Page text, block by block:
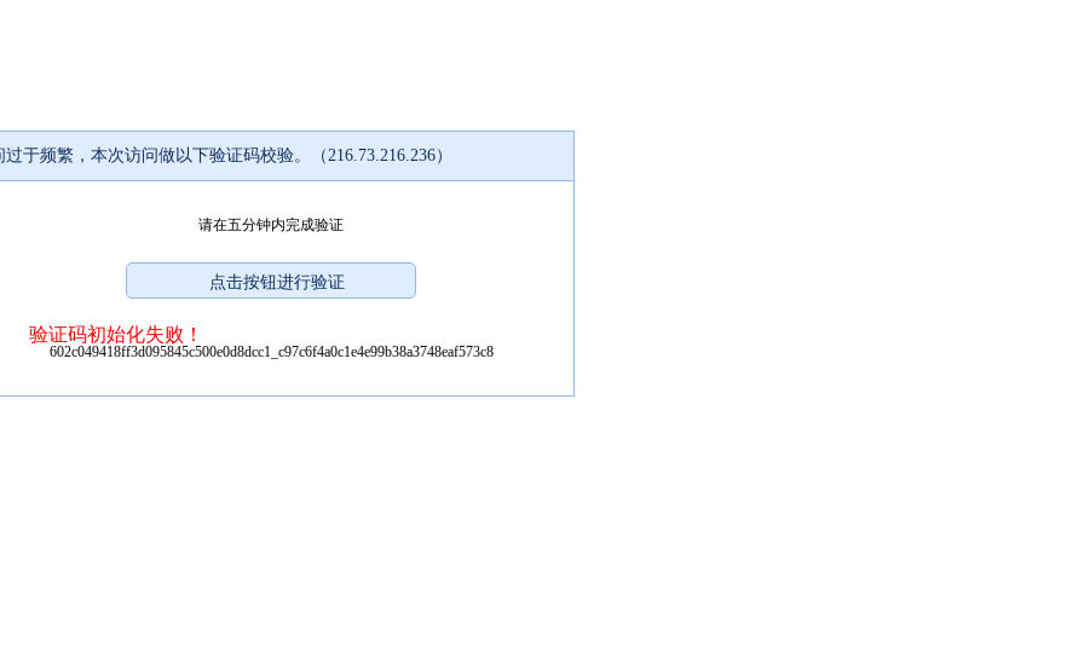
过于频繁，本次访问做以下验证码校验。（216.73.216.236）
请在五分钟内完成验证
验证码初始化失败！
602c049418ff3d095845c500e0d8dcc1_c97c6f4a0c1e4e99b38a3748eaf573c8